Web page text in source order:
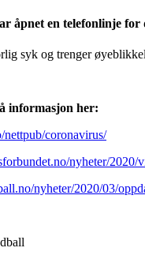
åpnet en telefonlinje for
syk og trenger
informasjon her:
coronavirus/
nyheter/
nyheter/2020/03/